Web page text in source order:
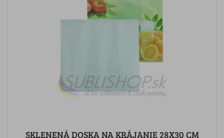
SKLENENÁ DOSKA NA KRÁJANIE 28X30 CM